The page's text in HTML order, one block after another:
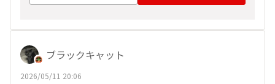
ブラックキャット
2026/05/11 20:06